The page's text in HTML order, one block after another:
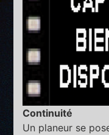
Continuité
Un planeur se